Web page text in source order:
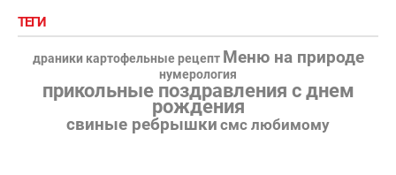
ТЕГИ
драники картофельные рецепт Меню на природе
нумерология
прикольные поздравления с днем
рождения
свиные ребрышки смс любимому